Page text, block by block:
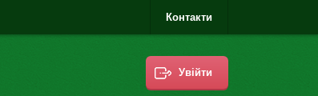
Контакти
Увійти